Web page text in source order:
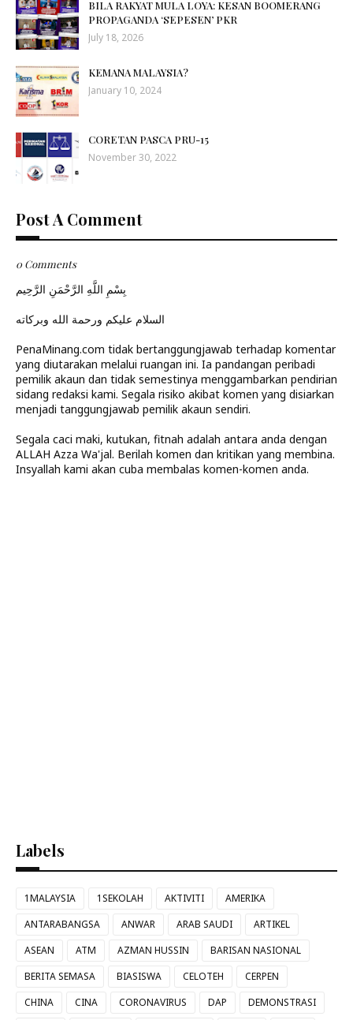
BILA RAKYAT MULA LOYA: KESAN BOOMERANG
PROPAGANDA ‘SEPESEN’ PKR
July 18, 2026
KEMANA MALAYSIA?
January 10, 2024
CORETAN PASCA PRU-15
November 30, 2022
Post A Comment
0 Comments
بِسْمِ اللَّهِ الرَّحْمَنِ الرَّحِيم
السلام عليكم ورحمة الله وبركاته
PenaMinang.com tidak bertanggungjawab terhadap komentar
yang diutarakan melalui ruangan ini. Ia pandangan peribadi
pemilik akaun dan tidak semestinya menggambarkan pendirian
sidang redaksi kami. Segala risiko akibat komen yang disiarkan
menjadi tanggungjawab pemilik akaun sendiri.
Segala caci maki, kutukan, fitnah adalah antara anda dengan
ALLAH Azza Wa'jal. Berilah komen dan kritikan yang membina.
Insyallah kami akan cuba membalas komen-komen anda.
Labels
1MALAYSIA 1SEKOLAH AKTIVITI
AMERIKA
ANTARABANGSA
ANWAR ARAB SAUDI
ARTIKEL
ASEAN
ATM AZMAN HUSSIN
BARISAN NASIONAL
BERITA SEMASA
BIASISWA CELOTEH
CERPEN
CHINA
CINA CORONAVIRUS DAP
DEMONSTRASI